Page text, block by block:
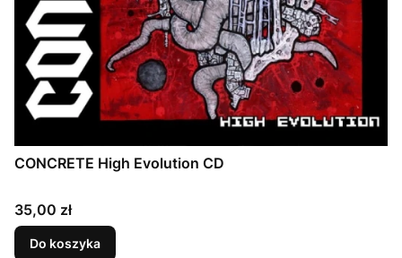
CONCRETE High Evolution CD
Cena
35,00 zł
Do koszyka